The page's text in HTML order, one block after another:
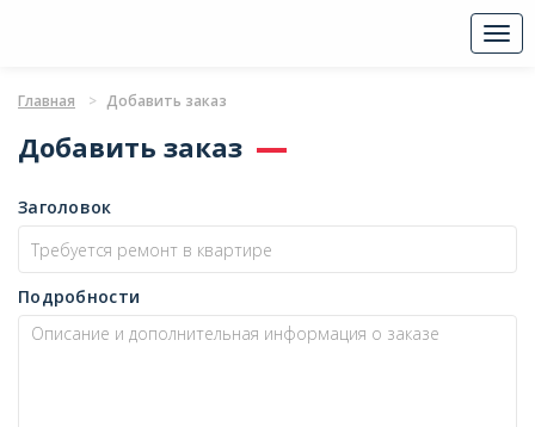
Главная Добавить заказ
Добавить заказ
Заголовок
Подробности